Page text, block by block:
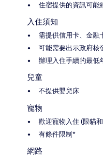
住宿提供的資訊可能
入住須知
需提供信用卡、金融
可能需要出示政府核
辦理入住手續的最低
兒童
不提供嬰兒床
寵物
歡迎寵物入住 (限貓
有條件限制*
網路